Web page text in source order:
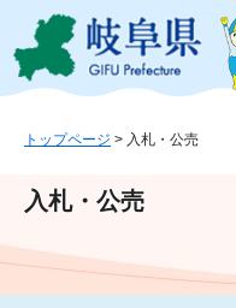
ジ
ュ
文
こ
トップページ > 入札・公売
入札・公売